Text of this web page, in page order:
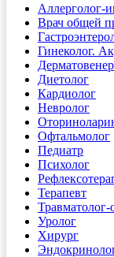
Аллерголог-
Врач общей
Гинеколог.
Диетолог
Кардиолог
Невролог
Офтальмолог
Педиатр
Психолог
Терапевт
Травматолог-
Уролог
Хирург